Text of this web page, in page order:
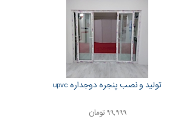
تولید و نصب پنجره دوجداره upvc
۹۹,۹۹۹ تومان